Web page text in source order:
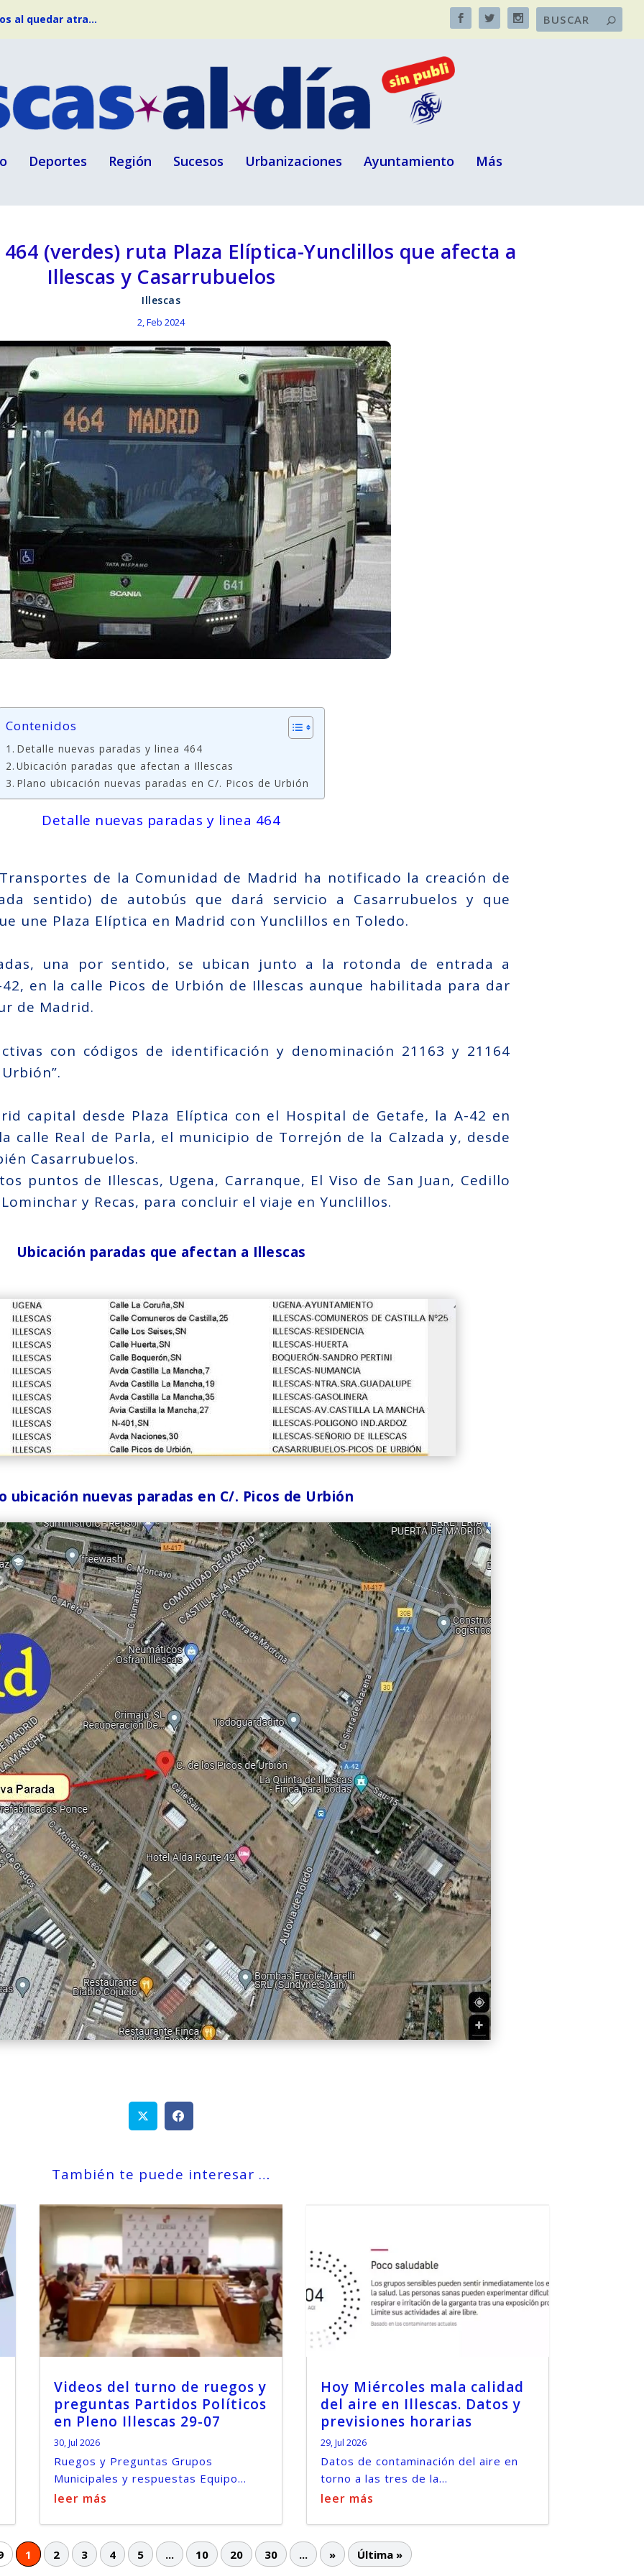
al quedar atra...
Deportes Región Sucesos Urbanizaciones Ayuntamiento Más
(verdes) ruta Plaza Elíptica-Yunclillos que afecta a
Illescas y Casarrubuelos
Illescas
2, Feb 2024
Contenidos
Detalle nuevas paradas y linea 464
Ubicación paradas que afectan a Illescas
Plano ubicación nuevas paradas en C/. Picos de Urbión
Detalle nuevas paradas y linea 464
de la Comunidad de Madrid ha notificado la creación de
sentido) de autobús que dará servicio a Casarrubuelos y que
une Plaza Elíptica en Madrid con Yunclillos en Toledo.
una por sentido, se ubican junto a la rotonda de entrada a
en la calle Picos de Urbión de Illescas aunque habilitada para dar
de Madrid.
con códigos de identificación y denominación 21163 y 21164
capital desde Plaza Elíptica con el Hospital de Getafe, la A-42 en
calle Real de Parla, el municipio de Torrejón de la Calzada y, desde
Casarrubuelos.
puntos de Illescas, Ugena, Carranque, El Viso de San Juan, Cedillo
y Recas, para concluir el viaje en Yunclillos.
Ubicación paradas que afectan a Illescas
ubicación nuevas paradas en C/. Picos de Urbión
También te puede interesar …
Videos del turno de ruegos y
preguntas Partidos Políticos
en Pleno Illescas 29-07
30, Jul 2026
Ruegos y Preguntas Grupos
Municipales y respuestas Equipo...
leer más
Hoy Miércoles mala calidad
del aire en Illescas. Datos y
previsiones horarias
29, Jul 2026
Datos de contaminación del aire en
torno a las tres de la...
leer más
1 2 3 4 5 ... 10 20 30 ... » Última »